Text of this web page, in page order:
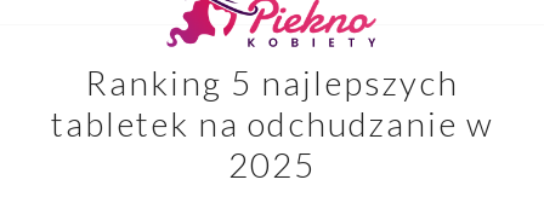
Ranking 5 najlepszych
tabletek na odchudzanie w
2025